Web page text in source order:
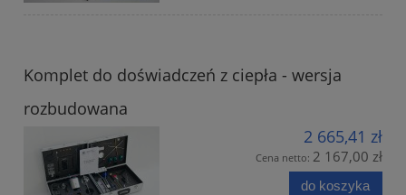
Komplet do doświadczeń z ciepła - wersja
rozbudowana
2 665,41 zł
Cena netto: 2 167,00 zł
do koszyka